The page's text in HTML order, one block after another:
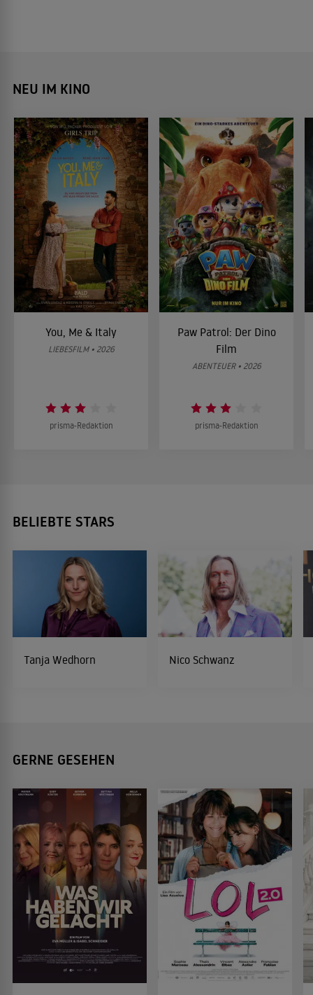
NEU IM KINO
You, Me & Italy
LIEBESFILM • 2026
prisma-Redaktion
Paw Patrol: Der Dino
Film
ABENTEUER • 2026
prisma-Redaktion
BELIEBTE STARS
Tanja Wedhorn Nico Schwanz
GERNE GESEHEN